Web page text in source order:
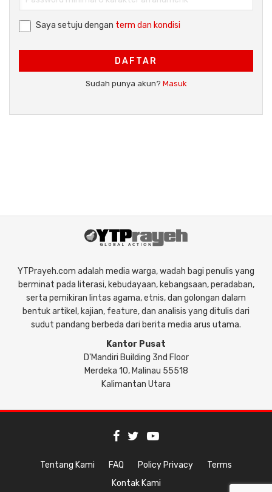
Saya setuju dengan term dan kondisi
DAFTAR
Sudah punya akun? Masuk
YTPrayeh.com adalah media warga, wadah bagi penulis yang
berminat pada literasi, kebudayaan, kebangsaan, peradaban,
serta pemikiran lintas agama, etnis, dan golongan dalam
bentuk artikel, kajian, feature, dan analisis yang ditulis dari
sudut pandang berbeda dari berita media arus utama.
Kantor Pusat
D'Mandiri Building 3nd Floor
Merdeka 10, Malinau 55518
Kalimantan Utara
Tentang Kami FAQ Policy Privacy
Terms
Kontak Kami